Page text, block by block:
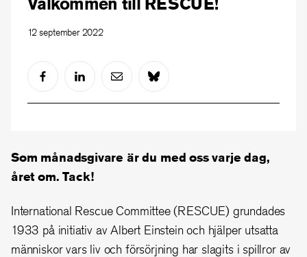
12 september 2022
Som månadsgivare är du med oss varje dag,
året om. Tack!
International Rescue Committee (RESCUE) grundades
1933 på initiativ av Albert Einstein och hjälper utsatta
människor vars liv och försörjning har slagits i spillror av